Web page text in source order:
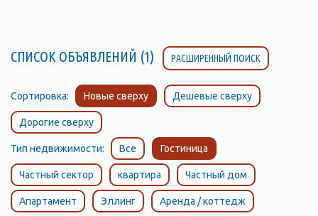
Ускут, высота центра села над уровнем моря 72 м . Село
вытянулось вдоль автодороги Белогорск — Приветное,
же ближайшая железнодорожная станция. Село довольно
уединённое — расстояние до ближайших населённых пунктов
по шоссе около 15 км: Зеленогорье, Красносёловка
Белогорского района (через Главную гряду Крымских гор) и
Морское Судакского горсовета.
СПИСОК ОБЪЯВЛЕНИЙ (1) РАСШИРЕННЫЙ ПОИСК
Сортировка: Новые сверху Дешевые сверху
Дорогие сверху
Тип недвижимости: Все Гостиница
Частный сектор квартира Частный дом
Апартамент Эллинг Аренда / коттедж